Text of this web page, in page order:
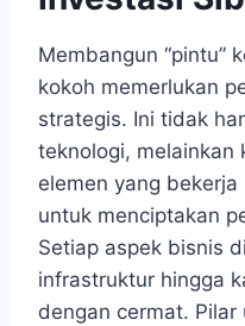
Membangun “pintu”
kokoh memerlukan
strategis. Ini tidak
teknologi, melainkan
elemen yang
untuk menciptakan
Setiap aspek bisnis
infrastruktur hingga
dengan cermat. Pilar